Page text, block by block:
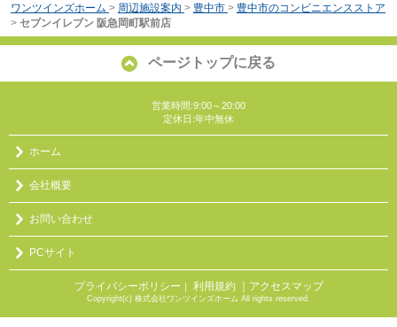
ワンツインズホーム > 周辺施設案内 > 豊中市 > 豊中市のコンビニエンスストア
> セブンイレブン 阪急岡町駅前店
ページトップに戻る
営業時間:9:00～20:00
定休日:年中無休
ホーム
会社概要
お問い合わせ
PCサイト
プライバシーポリシー ｜ 利用規約 ｜アクセスマップ
Copyright(c) 株式会社ワンツインズホーム All rights reserved.